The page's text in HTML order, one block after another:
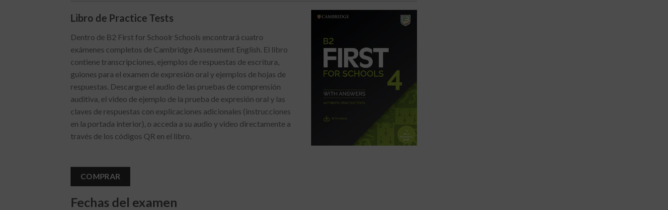
Libro de Practice Tests
Dentro de B2 First for Schoolr Schools encontrará cuatro
exámenes completos de Cambridge Assessment English. El libro
contiene transcripciones, ejemplos de respuestas de escritura,
guiones para el examen de expresión oral y ejemplos de hojas de
respuestas. Descargue el audio de las pruebas de comprensión
auditiva, el video de ejemplo de la prueba de expresión oral y las
claves de respuestas con explicaciones adicionales (instrucciones
en la portada interior), o acceda a su audio y video directamente a
través de los códigos QR en el libro.
COMPRAR
Fechas del examen